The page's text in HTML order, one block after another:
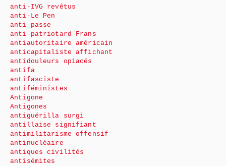
anti-IVG revêtus
anti-Le Pen
anti-passe
anti-patriotard Frans
antiautoritaire américain
anticapitaliste affichant
antidouleurs opiacés
antifa
antifasciste
antiféministes
Antigone
Antigones
antiguérilla surgi
antillaise signifiant
antimilitarisme offensif
antinucléaire
antiques civilités
antisémites